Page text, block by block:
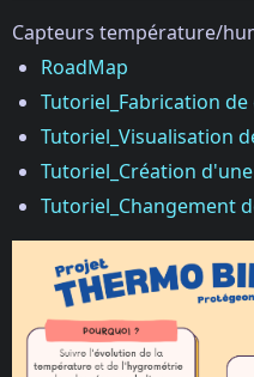
Capteurs température/
RoadMap
Tutoriel_Fabrication
Tutoriel_Visualisation
Tutoriel_Création
Tutoriel_Changement